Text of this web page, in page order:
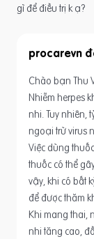
gì để điều trị k ạ?
procarevn
Chào bạn Thu
Nhiễm herpes
nhi. Tuy nhiên,
ngoại trừ virus
Việc dùng
thuốc có thể
vậy, khi có bất
để được thăm
Khi mang thai,
nhi tăng cao,